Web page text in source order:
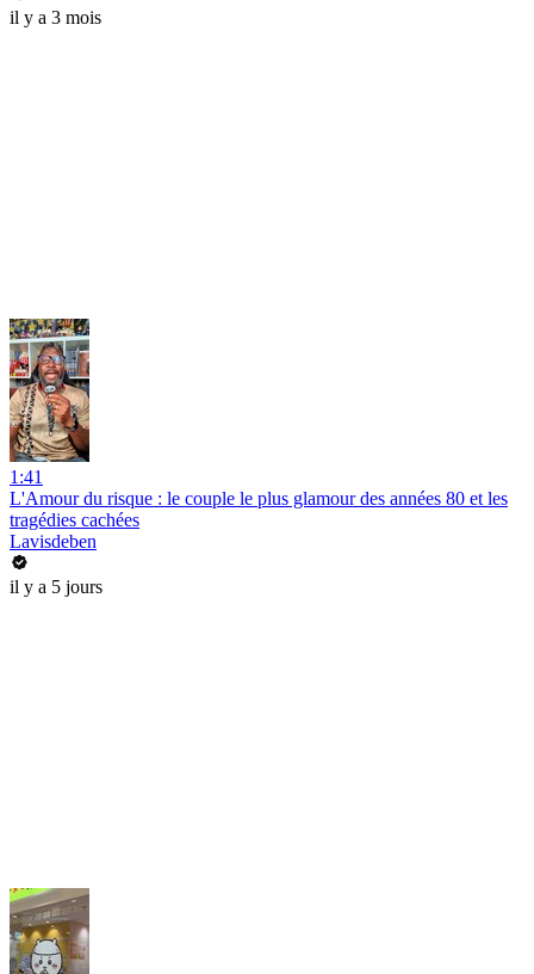
il y a 3 mois
1:41
L'Amour du risque : le couple le plus glamour des années 80 et les
tragédies cachées
Lavisdeben
il y a 5 jours